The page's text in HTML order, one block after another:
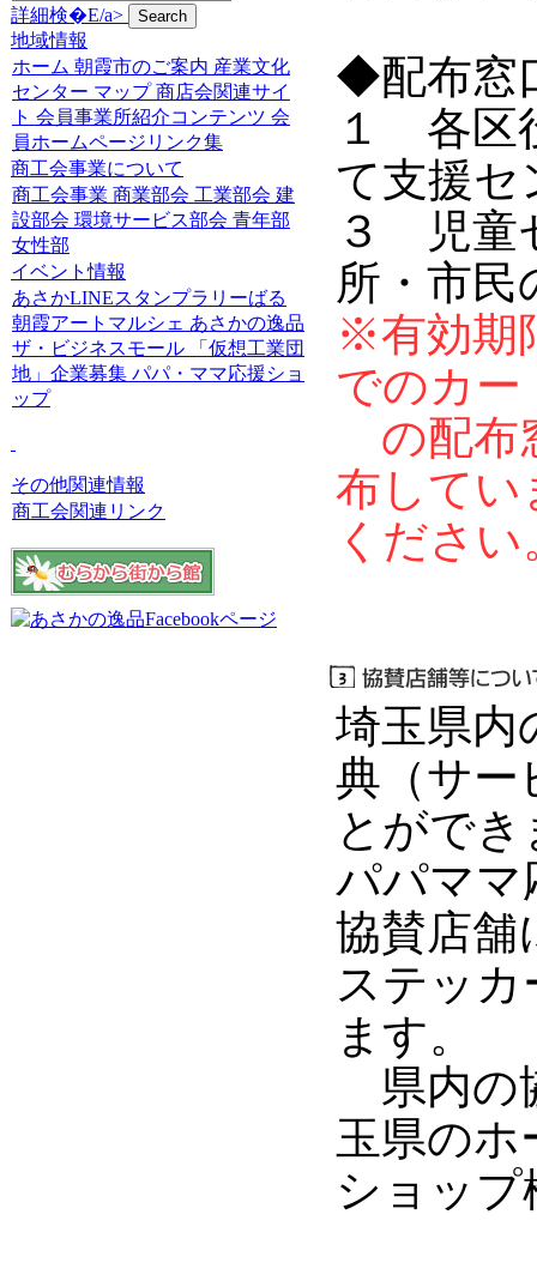
詳細検�E/a>
地域情報
ホーム 朝霞市のご案内 産業文化
センター マップ 商店会関連サイ
ト 会員事業所紹介コンテンツ 会
員ホームページリンク集
商工会事業について
商工会事業 商業部会 工業部会 建
設部会 環境サービス部会 青年部
女性部
イベント情報
あさかLINEスタンプラリーばる
朝霞アートマルシェ あさかの逸品
ザ・ビジネスモール
「仮想工業団
地」企業募集 パパ・ママ応援ショ
ップ
その他関連情報
商工会関連リンク
◆配布
１ 各
て支援セ
３ 児
所・市民
※有効期
でのカー
の配布
布してい
ください
埼玉県内
典（サー
とがで
パパママ
協賛店舗
ステッ
ます。
県内の
玉県のホ
ショッ